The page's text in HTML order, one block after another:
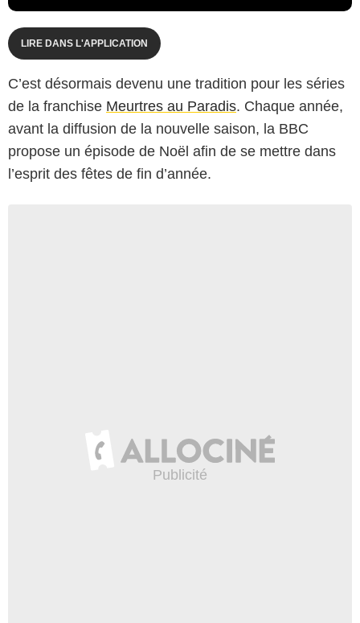
LIRE DANS L'APPLICATION
C’est désormais devenu une tradition pour les séries
de la franchise Meurtres au Paradis. Chaque année,
avant la diffusion de la nouvelle saison, la BBC
propose un épisode de Noël afin de se mettre dans
l’esprit des fêtes de fin d’année.